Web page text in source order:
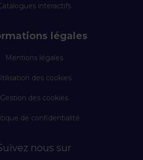
interactifs
légales
Mentions légales
des cookies
Gestion des cookies
de confidentialité
nous sur